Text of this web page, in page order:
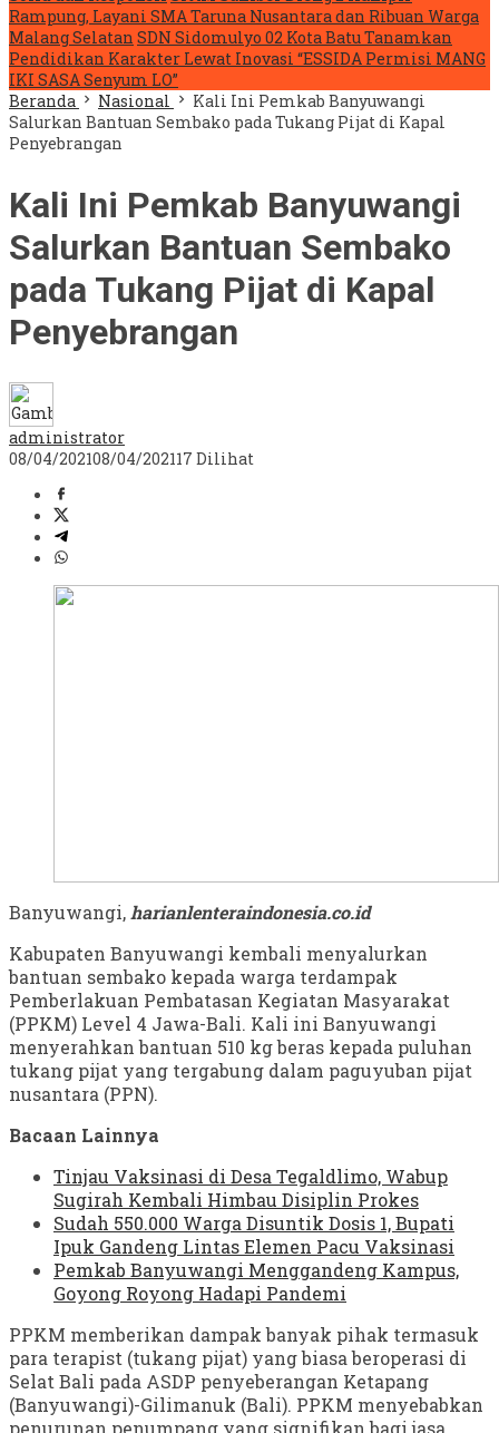
Rampung, Layani SMA Taruna Nusantara dan Ribuan Warga
Malang Selatan SDN Sidomulyo 02 Kota Batu Tanamkan
Pendidikan Karakter Lewat Inovasi “ESSIDA Permisi MANG
IKI SASA Senyum LO”
Beranda
Nasional
Kali Ini Pemkab Banyuwangi
Salurkan Bantuan Sembako pada Tukang Pijat di Kapal
Penyebrangan
Kali Ini Pemkab Banyuwangi
Salurkan Bantuan Sembako
pada Tukang Pijat di Kapal
Penyebrangan
administrator
08/04/202108/04/202117 Dilihat
Banyuwangi,harianlenteraindonesia.co.id
Kabupaten Banyuwangi kembali menyalurkan
bantuan sembako kepada warga terdampak
Pemberlakuan Pembatasan Kegiatan Masyarakat
(PPKM) Level 4 Jawa-Bali. Kali ini Banyuwangi
menyerahkan bantuan 510 kg beras kepada puluhan
tukang pijat yang tergabung dalam paguyuban pijat
nusantara (PPN).
Bacaan Lainnya
Tinjau Vaksinasi di Desa Tegaldlimo, Wabup
Sugirah Kembali Himbau Disiplin Prokes
Sudah 550.000 Warga Disuntik Dosis 1, Bupati
Ipuk Gandeng Lintas Elemen Pacu Vaksinasi
Pemkab Banyuwangi Menggandeng Kampus,
Goyong Royong Hadapi Pandemi
PPKM memberikan dampak banyak pihak termasuk
para terapist (tukang pijat) yang biasa beroperasi di
Selat Bali pada ASDP penyeberangan Ketapang
(Banyuwangi)-Gilimanuk (Bali). PPKM menyebabkan
penurunan penumpang yang signifikan bagi jasa